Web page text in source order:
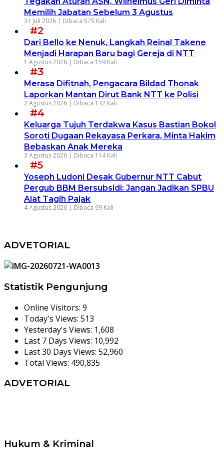
Memilih Jabatan Sebelum 3 Agustus
31 Juli 2026 | Dibaca 575 Kali
#2
Dari Bello ke Nenuk, Langkah Reinal Takene
Menjadi Harapan Baru bagi Gereja di NTT
1 Agustus 2026 | Dibaca 159 Kali
#3
Merasa Difitnah, Pengacara Bildad Thonak
Laporkan Mantan Dirut Bank NTT ke Polisi
2 Agustus 2026 | Dibaca 132 Kali
#4
Keluarga Tujuh Terdakwa Kasus Bastian Bokol
Soroti Dugaan Rekayasa Perkara, Minta Hakim
Bebaskan Anak Mereka
3 Agustus 2026 | Dibaca 114 Kali
#5
Yoseph Ludoni Desak Gubernur NTT Cabut
Pergub BBM Bersubsidi: Jangan Jadikan SPBU
Alat Tagih Pajak
4 Agustus 2026 | Dibaca 99 Kali
ADVETORIAL
Statistik Pengunjung
Online Visitors: 9
Today's Views: 513
Yesterday's Views: 1,608
Last 7 Days Views: 10,992
Last 30 Days Views: 52,960
Total Views: 490,835
ADVETORIAL
Hukum & Kriminal